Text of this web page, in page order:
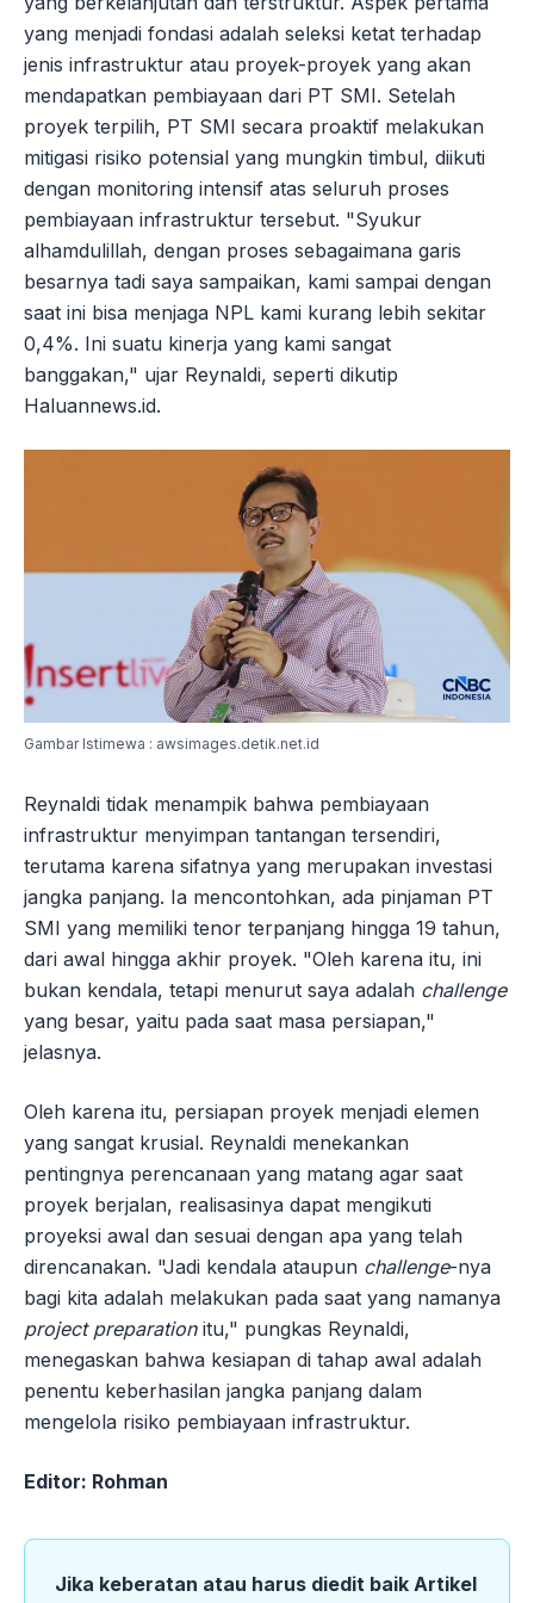
yang menjadi fondasi adalah seleksi ketat terhadap
jenis infrastruktur atau proyek-proyek yang akan
mendapatkan pembiayaan dari PT SMI. Setelah
proyek terpilih, PT SMI secara proaktif melakukan
mitigasi risiko potensial yang mungkin timbul, diikuti
dengan monitoring intensif atas seluruh proses
pembiayaan infrastruktur tersebut. "Syukur
alhamdulillah, dengan proses sebagaimana garis
besarnya tadi saya sampaikan, kami sampai dengan
saat ini bisa menjaga NPL kami kurang lebih sekitar
0,4%. Ini suatu kinerja yang kami sangat
banggakan," ujar Reynaldi, seperti dikutip
Haluannews.id.
Gambar Istimewa : awsimages.detik.net.id
Reynaldi tidak menampik bahwa pembiayaan
infrastruktur menyimpan tantangan tersendiri,
terutama karena sifatnya yang merupakan investasi
jangka panjang. Ia mencontohkan, ada pinjaman PT
SMI yang memiliki tenor terpanjang hingga 19 tahun,
dari awal hingga akhir proyek. "Oleh karena itu, ini
bukan kendala, tetapi menurut saya adalah challenge
yang besar, yaitu pada saat masa persiapan,"
jelasnya.
Oleh karena itu, persiapan proyek menjadi elemen
yang sangat krusial. Reynaldi menekankan
pentingnya perencanaan yang matang agar saat
proyek berjalan, realisasinya dapat mengikuti
proyeksi awal dan sesuai dengan apa yang telah
direncanakan. "Jadi kendala ataupun challenge-nya
bagi kita adalah melakukan pada saat yang namanya
project preparationitu," pungkas Reynaldi,
menegaskan bahwa kesiapan di tahap awal adalah
penentu keberhasilan jangka panjang dalam
mengelola risiko pembiayaan infrastruktur.
Editor: Rohman
Jika keberatan atau harus diedit baik Artikel